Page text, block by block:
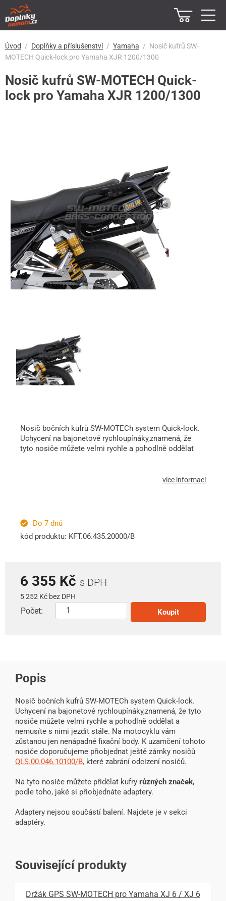
Úvod Doplňky a příslušenství Yamaha
Nosič kufrů SW-
MOTECH Quick-lock pro Yamaha XJR 1200/1300
Nosič kufrů SW-MOTECH Quick-
lock pro Yamaha XJR 1200/1300
Nosič bočních kufrů SW-MOTECh system Quick-lock.
Uchycení na bajonetové rychloupínáky,znamená, že
tyto nosiče můžete velmi rychle a pohodlně oddělat
více informací
Do 7 dnů
kód produktu: KFT.06.435.20000/B
6 355 Kč s DPH
5 252 Kč bez DPH
Počet: Koupit
Popis
Nosič bočních kufrů SW-MOTECh system Quick-lock.
Uchycení na bajonetové rychloupínáky,znamená, že tyto
nosiče můžete velmi rychle a pohodlně oddělat a
nemusíte s nimi jezdit stále. Na motocyklu vám
zůstanou jen nenápadné fixační body. K uzamčení tohoto
nosiče doporučujeme přiobjednat ještě zámky nosičů
QLS.00.046.10100/B, které zabrání odcizení nosičů.
Na tyto nosiče můžete přidělat kufry různých značek,
podle toho, jaké si přiobjednáte adaptery.
Adaptery nejsou součástí balení. Najdete je v sekci
adaptéry.
Související produkty
Držák GPS SW-MOTECH pro Yamaha XJ 6 / XJ 6